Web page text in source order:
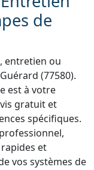
de
entretien ou
(77580).
est à votre
gratuit et
spécifiques.
et
vos systèmes de